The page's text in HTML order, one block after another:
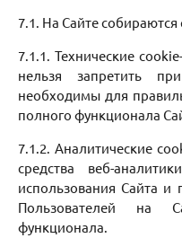
7.1. На Сайте
7.1.1. Технические
нельзя запретить
необходимы для
полного функционала
7.1.2. Аналитические
средства веб-
использования Сайта и
Пользователей на
функционала.